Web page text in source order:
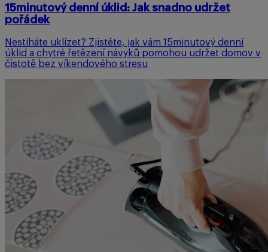
15minutový denní úklid: Jak snadno udržet
pořádek
Nestíháte uklízet? Zjistěte, jak vám 15minutový denní
úklid a chytré řetězení návyků pomohou udržet domov v
čistotě bez víkendového stresu